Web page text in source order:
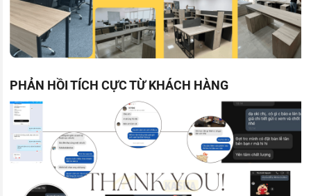
PHẢN HỒI TÍCH CỰC TỪ KHÁCH HÀNG